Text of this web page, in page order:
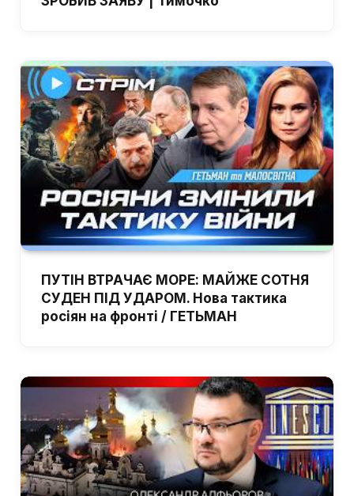
ПУТІН ВТРАЧАЄ МОРЕ: МАЙЖЕ СОТНЯ
СУДЕН ПІД УДАРОМ. Нова тактика
росіян на фронті / ГЕТЬМАН